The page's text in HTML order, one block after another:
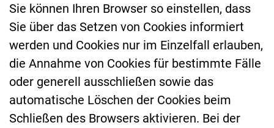
Sie können Ihren Browser so einstellen, dass
Sie über das Setzen von Cookies informiert
werden und Cookies nur im Einzelfall erlauben,
die Annahme von Cookies für bestimmte Fälle
oder generell ausschließen sowie das
automatische Löschen der Cookies beim
Schließen des Browsers aktivieren. Bei der